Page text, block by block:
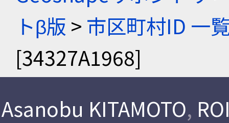
トβ版 > 市区町村ID 一
[34327A1968]
Asanobu KITAMOTO,